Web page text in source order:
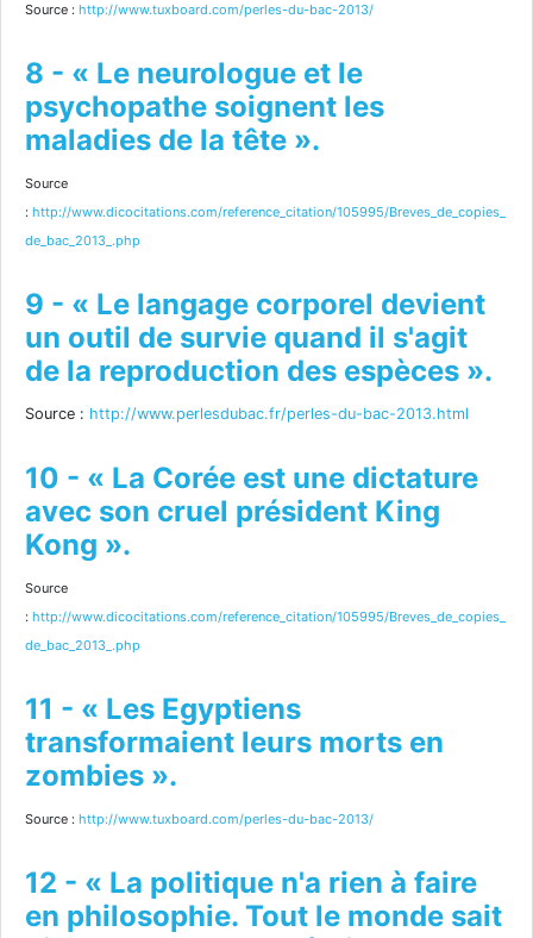
Source : http://www.tuxboard.com/perles-du-bac-2013/
8 - « Le neurologue et le
psychopathe soignent les
maladies de la tête ».
Source
: http://www.dicocitations.com/reference_citation/105995/Breves_de_copies_
de_bac_2013_.php
9 - « Le langage corporel devient
un outil de survie quand il s'agit
de la reproduction des espèces ».
Source : http://www.perlesdubac.fr/perles-du-bac-2013.html
10 - « La Corée est une dictature
avec son cruel président King
Kong ».
Source
: http://www.dicocitations.com/reference_citation/105995/Breves_de_copies_
de_bac_2013_.php
11 - « Les Egyptiens
transformaient leurs morts en
zombies ».
Source : http://www.tuxboard.com/perles-du-bac-2013/
12 - « La politique n'a rien à faire
en philosophie. Tout le monde sait